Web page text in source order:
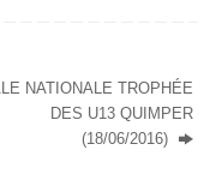
NATIONALE TROPHÉE
DES U13 QUIMPER
(18/06/2016)